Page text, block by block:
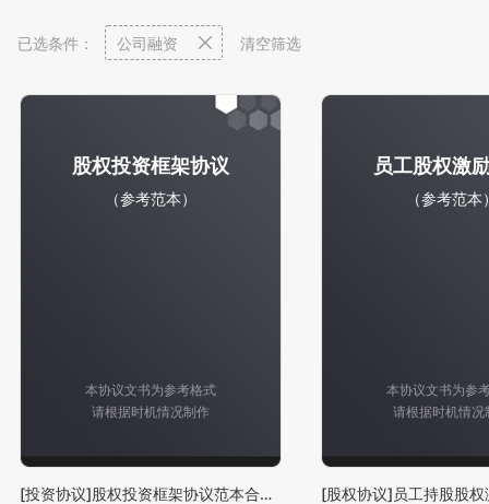
已选条件： 公司融资 清空筛选
股权投资框架协议
（参考范本）
本协议文书为参考格式
请根据时机情况制作
[投资协议]股权投资框架协议范本合同模板
员工股权激
（参考范本
本协议文书为参
请根据时机情况